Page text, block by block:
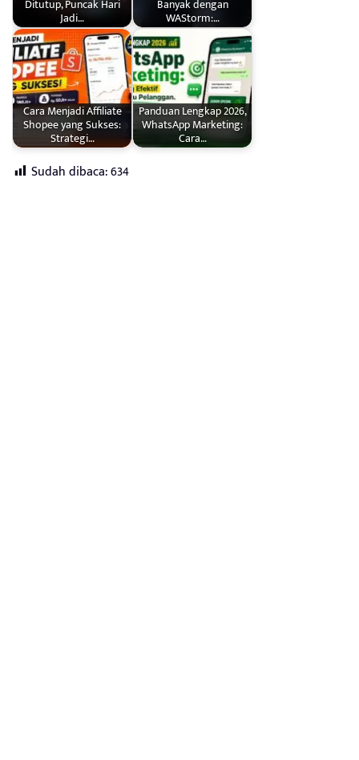
Ditutup, Puncak Hari
Jadi…
Banyak dengan
WAStorm:…
Cara Menjadi Affiliate
Shopee yang Sukses:
Strategi…
Panduan Lengkap 2026,
WhatsApp Marketing:
Cara…
Sudah dibaca:634